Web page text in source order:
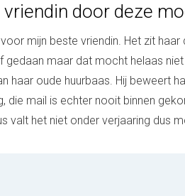
door deze
mijn beste vriendin. Het zit
maar dat mocht helaas
haar oude huurbaas. Hij beweert
die mail is echter nooit binnen
valt het niet onder verjaaring dus